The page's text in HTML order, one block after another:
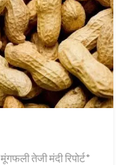
तेजी मंदी रिपोर्ट*